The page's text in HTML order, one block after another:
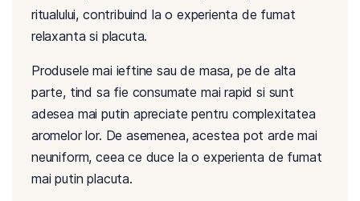
ritualului, contribuind la o experienta de fumat
relaxanta si placuta.
Produsele mai ieftine sau de masa, pe de alta
parte, tind sa fie consumate mai rapid si sunt
adesea mai putin apreciate pentru complexitatea
aromelor lor. De asemenea, acestea pot arde mai
neuniform, ceea ce duce la o experienta de fumat
mai putin placuta.